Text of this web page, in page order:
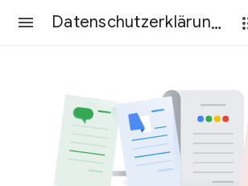
Datenschutzerklärung & Nutzungsbedingungen